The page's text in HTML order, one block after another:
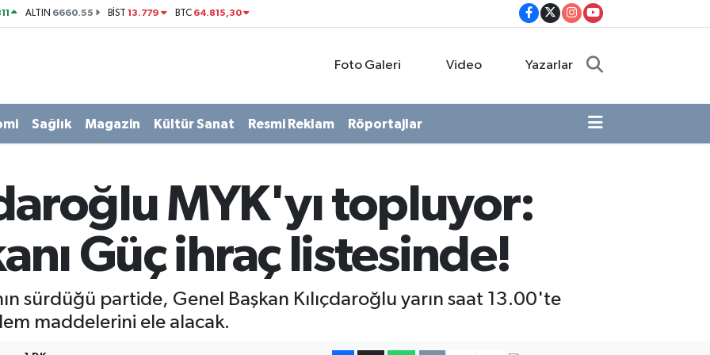
ALTIN 6660.55 BİST13.779 BTC 64.815,30
Foto Galeri Video Yazarlar
Sağlık Magazin Kültür Sanat Resmi Reklam Röportajlar
MYK'yı topluyor:
Güç ihraç listesinde!
sürdüğü partide, Genel Başkan Kılıçdaroğlu yarın saat 13.00'te
maddelerini ele alacak.